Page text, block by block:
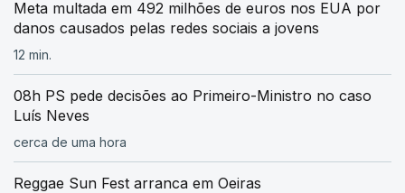
Meta multada em 492 milhões de euros nos EUA por
danos causados pelas redes sociais a jovens
12 min.
08h PS pede decisões ao Primeiro-Ministro no caso
Luís Neves
cerca de uma hora
Reggae Sun Fest arranca em Oeiras